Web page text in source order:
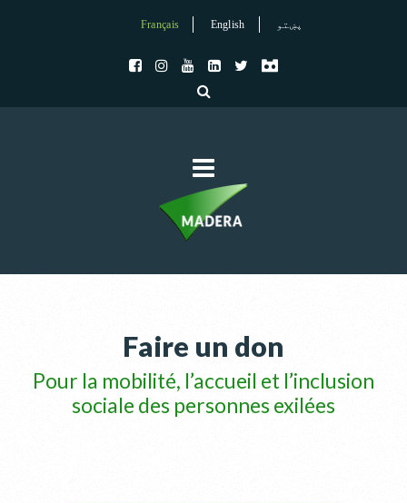
Français English پښتو
Faire un don
Pour la mobilité, l’accueil et l’inclusion
sociale des personnes exilées